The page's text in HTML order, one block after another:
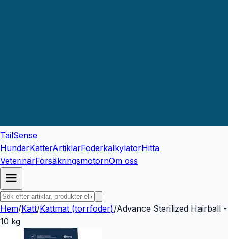
TailSense
HundarKatterArtiklarFoderkalkylatorHitta
VeterinärFörsäkringsmotornOm oss
Hem/Katt/Kattmat (torrfoder)/Advance Sterilized Hairball -
10 kg